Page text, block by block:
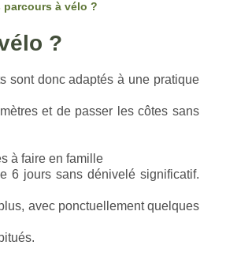
à vélo ?
?
sont donc adaptés à une pratique
et de passer les côtes sans
à faire en famille
6 jours sans dénivelé significatif.
avec ponctuellement quelques